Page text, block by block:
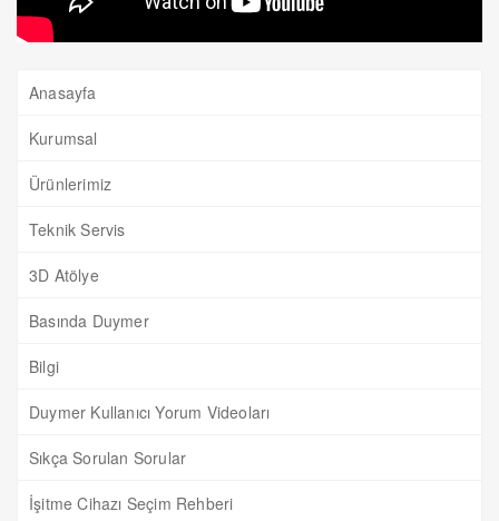
Anasayfa
Kurumsal
Ürünlerimiz
Teknik Servis
3D Atölye
Basında Duymer
Bilgi
Duymer Kullanıcı Yorum Videoları
Sıkça Sorulan Sorular
İşitme Cihazı Seçim Rehberi